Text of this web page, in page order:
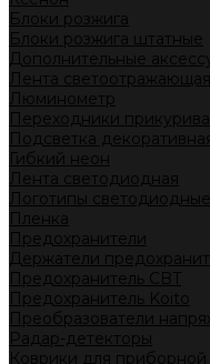
Блоки розжига
Блоки розжига штатные
Дополнительные
Лента светоотражающая
Люминометр
Переходники
Подсветка
Гибкий неон
Лента светодиодная
Логотипы светодиодные
Пленка
Предохранители
Держатели
Предохранитель CBT
Предохранитель Koito
Преобразователи
Радар-детекторы
Коврики для приборной